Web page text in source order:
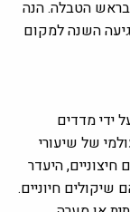
בראש הטבלה. הנה
ב-2023 (ישראל הגיעה השנה למקום
ידי מדדים
של שיעורי
היעדר
שיקולים חיוניים.